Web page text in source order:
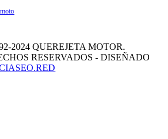
2024 QUEREJETA MOTOR.
RESERVADOS - DISEÑADO